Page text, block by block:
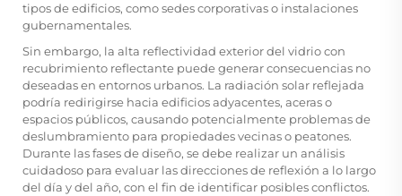
tipos de edificios, como sedes corporativas o instalaciones
gubernamentales.
Sin embargo, la alta reflectividad exterior del vidrio con
recubrimiento reflectante puede generar consecuencias no
deseadas en entornos urbanos. La radiación solar reflejada
podría redirigirse hacia edificios adyacentes, aceras o
espacios públicos, causando potencialmente problemas de
deslumbramiento para propiedades vecinas o peatones.
Durante las fases de diseño, se debe realizar un análisis
cuidadoso para evaluar las direcciones de reflexión a lo largo
del día y del año, con el fin de identificar posibles conflictos.